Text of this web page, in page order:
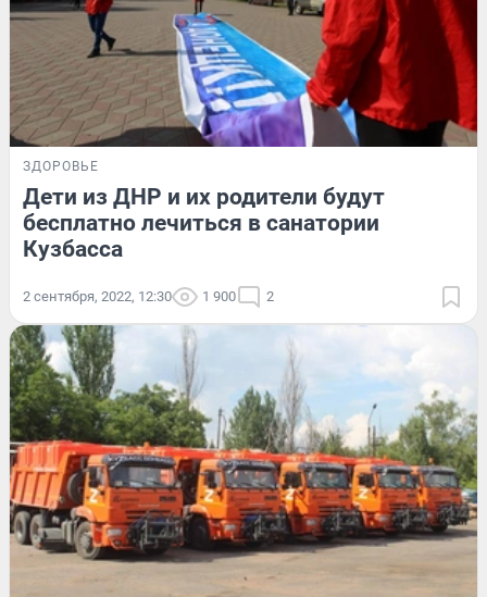
ЗДОРОВЬЕ
Дети из ДНР и их родители будут
бесплатно лечиться в санатории
Кузбасса
2 сентября, 2022, 12:30 1 900 2